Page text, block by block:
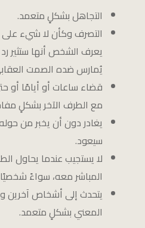
التجاهل بشكلٍ متعمد.
التصرف وكأن لا شيء على
يعرف الشخص أنها
يُمارس ضده الصمت
قضاء ساعات أو أيامًا أو
مع الطرف الآخر بشكلٍ
يغادر دون أن يخبر من
سيعود.
لا يستجيب عندما يحاول
المباشر معه، سواءً شخصيًا
يتحدث إلى أشخاص
المعني بشكلٍ متعمد.